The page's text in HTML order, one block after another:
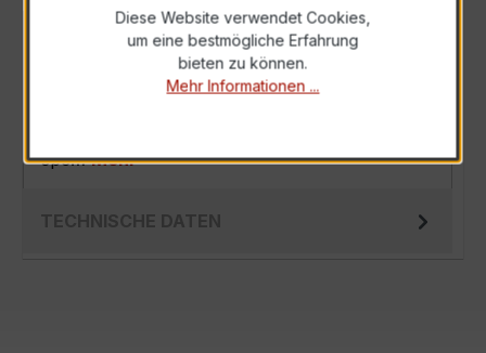
BESCHREIBUNG
Der XKBR 42 600/5A 2,5VA Kl.0,5FS5 ist ein
spe…Mehr
TECHNISCHE DATEN
Diese Website verwendet Cookies,
um eine bestmögliche Erfahrung
bieten zu können.
Mehr Informationen ...